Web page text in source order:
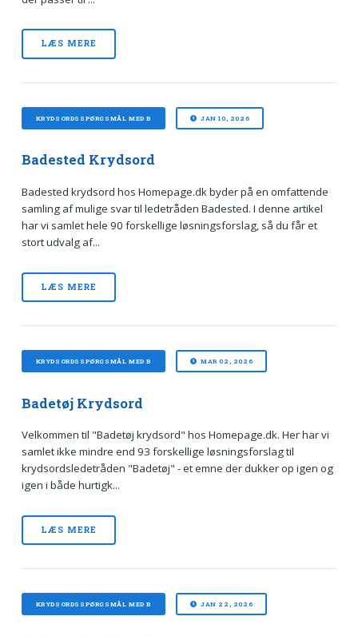
LÆS MERE
KRYDSORDSSPØRGSMÅL MED B JAN 10, 2026
Badested Krydsord
Badested krydsord hos Homepage.dk byder på en omfattende
samling af mulige svar til ledetråden Badested. I denne artikel
har vi samlet hele 90 forskellige løsningsforslag, så du får et
stort udvalg af...
LÆS MERE
KRYDSORDSSPØRGSMÅL MED B MAR 02, 2026
Badetøj Krydsord
Velkommen til "Badetøj krydsord" hos Homepage.dk. Her har vi
samlet ikke mindre end 93 forskellige løsningsforslag til
krydsordsledetråden "Badetøj" - et emne der dukker op igen og
igen i både hurtigk...
LÆS MERE
KRYDSORDSSPØRGSMÅL MED B JAN 22, 2026